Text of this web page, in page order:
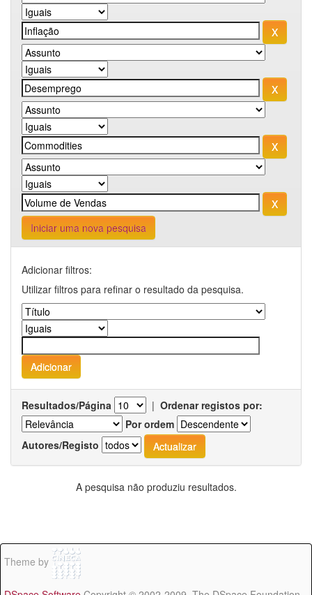
Iniciar uma nova pesquisa
Adicionar filtros:
Utilizar filtros para refinar o resultado da pesquisa.
Resultados/Página | Ordenar registos por:
Por ordem
Autores/Registo
A pesquisa não produziu resultados.
Theme by